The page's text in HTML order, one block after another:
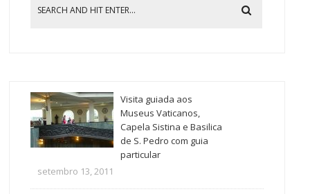
Visita guiada aos
Museus Vaticanos,
Capela Sistina e Basilica
de S. Pedro com guia
particular
setembro 13, 2011